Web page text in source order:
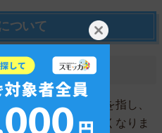
ついて
雑度
が座っている状態を指し、
身動きがとりにくくなりま